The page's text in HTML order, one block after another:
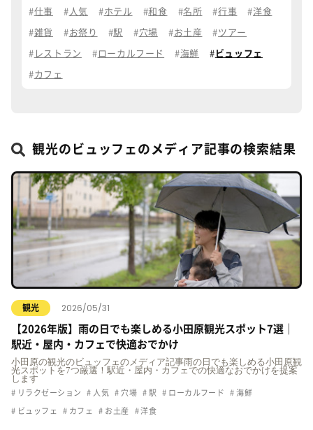
仕事 人気 ホテル 和食 名所 行事 洋食
雑貨 お祭り 駅 穴場 お土産 ツアー
レストラン ローカルフード 海鮮 ビュッフェ
カフェ
観光のビュッフェのメディア記事の検索結果
観光 2026/05/31
【2026年版】雨の日でも楽しめる小田原観光スポット7選｜
駅近・屋内・カフェで快適おでかけ
小田原の観光のビュッフェのメディア記事雨の日でも楽しめる小田原観
光スポットを7つ厳選！駅近・屋内・カフェでの快適なおでかけを提案
します
リラクゼーション 人気 穴場 駅 ローカルフード 海鮮
ビュッフェ カフェ お土産 洋食